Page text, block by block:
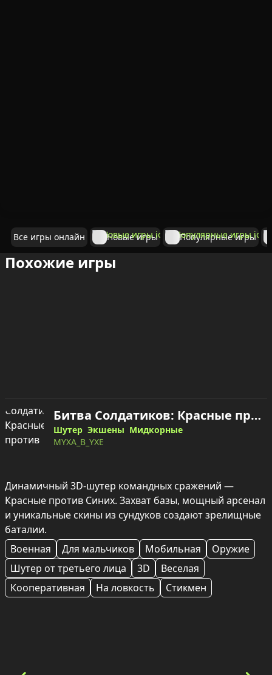
Все игры онлайн Новые игры Популярные игры
Похожие игры
Битва Солдатиков: Красные против Синих — играть онлайн
Шутер Экшены Мидкорные
MYXA_B_YXE
Динамичный 3D‑шутер командных сражений —
Красные против Синих. Захват базы, мощный арсенал
и уникальные скины из сундуков создают зрелищные
баталии.
Военная
Для мальчиков Мобильная
Оружие
Шутер от третьего лица
3D
Веселая
Кооперативная
На ловкость Стикмен